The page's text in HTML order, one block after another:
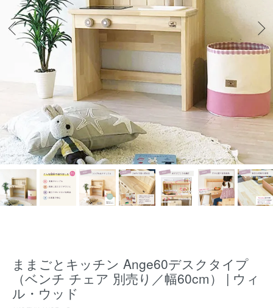
ままごとキッチン Ange60デスクタイプ
（ベンチ チェア 別売り／幅60cm） | ウィ
ル・ウッド